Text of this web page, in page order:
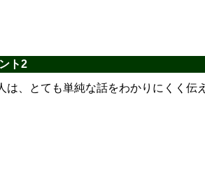
ト2
は、とても単純な話をわかりにくく伝